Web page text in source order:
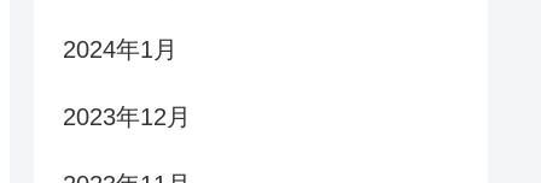
2024年1月
2023年12月